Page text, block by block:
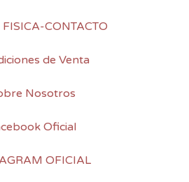
CONTACTO
de Venta
Nosotros
Oficial
OFICIAL